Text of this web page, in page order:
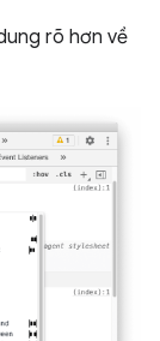
rõ hơn về